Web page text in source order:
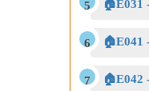
🏠E031
🏠E041
🏠E042